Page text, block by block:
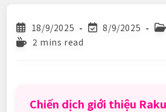
Post
published:
18/9/2025
Post8/9/2025
Reading
2 mins read
Chiến dịch giới thiệu